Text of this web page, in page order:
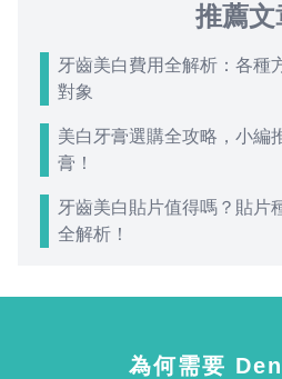
推薦文
牙齒美白費用全解析：各種
對象
美白牙膏選購全攻略，小編
膏！
牙齒美白貼片值得嗎？貼片
全解析！
為何需要